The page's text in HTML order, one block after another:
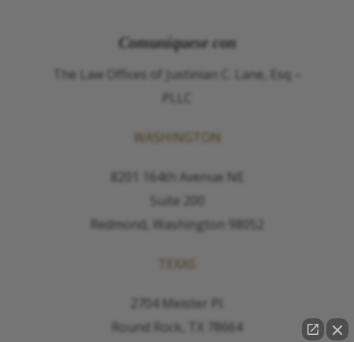
Comuníquese con
The Law Offices of Justinian C. Lane, Esq –
PLLC
WASHINGTON
8201 164th Avenue NE
Suite 200
Redmond, Washington 98052
TEXAS
2704 Meister Pl.
Round Rock, TX 78664